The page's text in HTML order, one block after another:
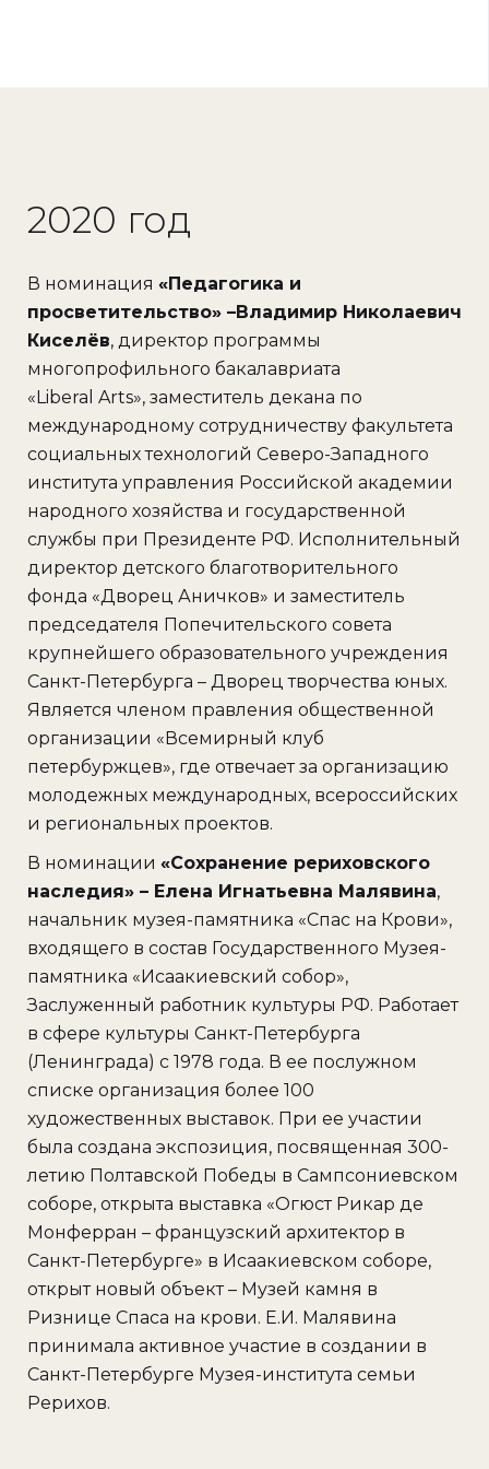
2020 год
В номинация «Педагогика и
просветительство» –Владимир Николаевич
Киселёв, директор программы
многопрофильного бакалавриата
«Liberal Arts», заместитель декана по
международному сотрудничеству факультета
социальных технологий Северо-Западного
института управления Российской академии
народного хозяйства и государственной
службы при Президенте РФ. Исполнительный
директор детского благотворительного
фонда «Дворец Аничков» и заместитель
председателя Попечительского совета
крупнейшего образовательного учреждения
Санкт-Петербурга – Дворец творчества юных.
Является членом правления общественной
организации «Всемирный клуб
петербуржцев», где отвечает за организацию
молодежных международных, всероссийских
и региональных проектов.
В номинации «Сохранение рериховского
наследия» – Елена Игнатьевна Малявина,
начальник музея-памятника «Спас на Крови»,
входящего в состав Государственного Музея-
памятника «Исаакиевский собор»,
Заслуженный работник культуры РФ. Работает
в сфере культуры Санкт-Петербурга
(Ленинграда) с 1978 года. В ее послужном
списке организация более 100
художественных выставок. При ее участии
была создана экспозиция, посвященная 300-
летию Полтавской Победы в Сампсониевском
соборе, открыта выставка «Огюст Рикар де
Монферран – французский архитектор в
Санкт-Петербурге» в Исаакиевском соборе,
открыт новый объект – Музей камня в
Ризнице Спаса на крови. Е.И. Малявина
принимала активное участие в создании в
Санкт-Петербурге Музея-института семьи
Рерихов.